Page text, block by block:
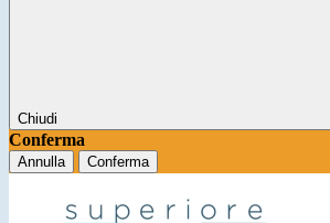
Chiudi
Conferma
Annulla Conferma